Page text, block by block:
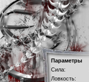
Параметры
Сила:
Ловкость: